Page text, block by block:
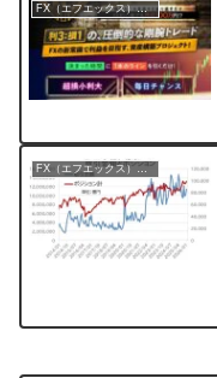
FX（エフエックス）入門
FX（エフエックス）入門